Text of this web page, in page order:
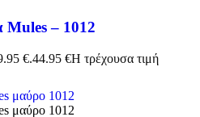
Mules – 1012
€.44.95 €Η τρέχουσα τιμή